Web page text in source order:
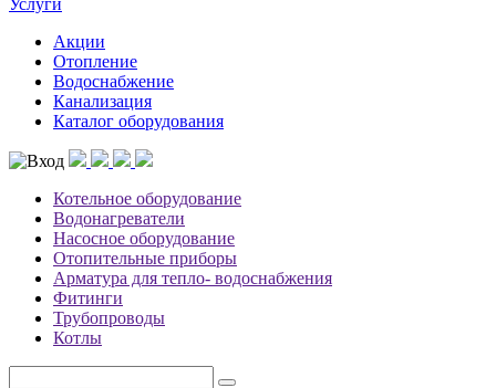
Услуги
Акции
Отопление
Водоснабжение
Канализация
Каталог оборудования
Котельное оборудование
Водонагреватели
Насосное оборудование
Отопительные приборы
Арматура для тепло- водоснабжения
Фитинги
Трубопроводы
Котлы